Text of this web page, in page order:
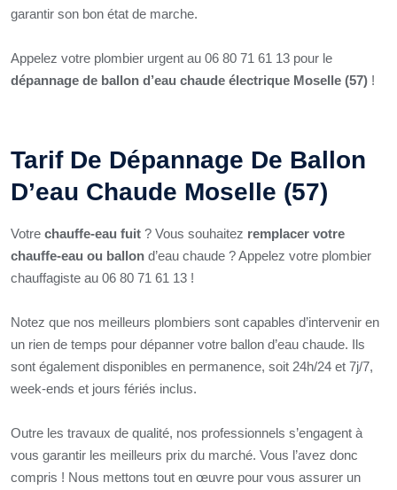
garantir son bon état de marche.
Appelez votre plombier urgent au 06 80 71 61 13 pour le
dépannage de ballon d’eau chaude électrique Moselle (57) !
Tarif De Dépannage De Ballon
D’eau Chaude Moselle (57)
Votre chauffe-eau fuit ? Vous souhaitez remplacer votre
chauffe-eau ou ballon d’eau chaude ? Appelez votre plombier
chauffagiste au 06 80 71 61 13 !
Notez que nos meilleurs plombiers sont capables d’intervenir en
un rien de temps pour dépanner votre ballon d’eau chaude. Ils
sont également disponibles en permanence, soit 24h/24 et 7j/7,
week-ends et jours fériés inclus.
Outre les travaux de qualité, nos professionnels s’engagent à
vous garantir les meilleurs prix du marché. Vous l’avez donc
compris ! Nous mettons tout en œuvre pour vous assurer un